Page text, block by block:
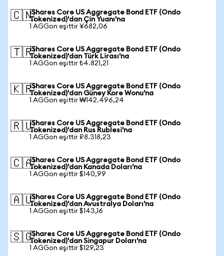
🇨🇳iShares Core US Aggregate Bond ETF (Ondo
Tokenized)'dan Çin Yuanı'na
1 AGGon eşittir ¥682,06
🇹🇷iShares Core US Aggregate Bond ETF (Ondo
Tokenized)'dan Türk Lirası'na
1 AGGon eşittir ₺4.821,21
🇰🇷iShares Core US Aggregate Bond ETF (Ondo
Tokenized)'dan Güney Kore Wonu'na
1 AGGon eşittir ₩142.496,24
🇷🇺iShares Core US Aggregate Bond ETF (Ondo
Tokenized)'dan Rus Rublesi'na
1 AGGon eşittir ₽8.318,23
🇨🇦iShares Core US Aggregate Bond ETF (Ondo
Tokenized)'dan Kanada Doları'na
1 AGGon eşittir $140,99
🇦🇺iShares Core US Aggregate Bond ETF (Ondo
Tokenized)'dan Avustralya Doları'na
1 AGGon eşittir $143,16
🇸🇬iShares Core US Aggregate Bond ETF (Ondo
Tokenized)'dan Singapur Doları'na
1 AGGon eşittir $129,23